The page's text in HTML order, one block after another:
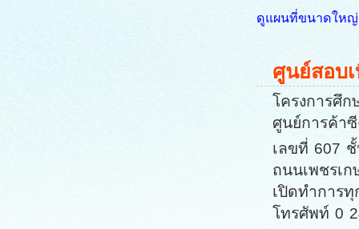
ดูแผนที่ขนาดให
ศูนย์สอบ
โครงการศึ
ศูนย์การค้า
เลขที่
ถนนเพชรเ
เปิดทำการ
โทรศัพท์ 0